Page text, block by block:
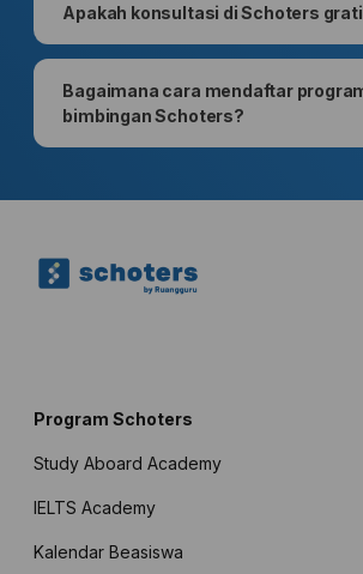
Apakah konsultasi di Schoters
Bagaimana cara mendaftar
bimbingan Schoters?
Program Schoters
Study Aboard Academy
IELTS Academy
Kalendar Beasiswa